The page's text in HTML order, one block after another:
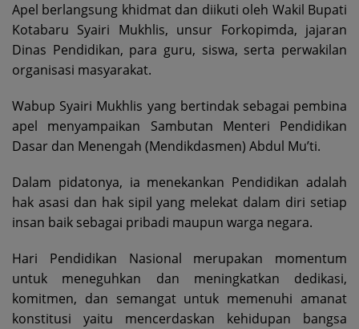
Apel berlangsung khidmat dan diikuti oleh Wakil Bupati
Kotabaru Syairi Mukhlis, unsur Forkopimda, jajaran
Dinas Pendidikan, para guru, siswa, serta perwakilan
organisasi masyarakat.
Wabup Syairi Mukhlis yang bertindak sebagai pembina
apel menyampaikan Sambutan Menteri Pendidikan
Dasar dan Menengah (Mendikdasmen) Abdul Mu’ti.
Dalam pidatonya, ia menekankan Pendidikan adalah
hak asasi dan hak sipil yang melekat dalam diri setiap
insan baik sebagai pribadi maupun warga negara.
Hari Pendidikan Nasional merupakan momentum
untuk meneguhkan dan meningkatkan dedikasi,
komitmen, dan semangat untuk memenuhi amanat
konstitusi yaitu mencerdaskan kehidupan bangsa